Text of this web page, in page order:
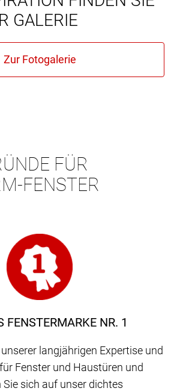
GALERIE
FÜR
FENSTER
FENSTERMARKE NR. 1
langjährigen Expertise und
Fenster und Haustüren und
Sie sich auf unser dichtes